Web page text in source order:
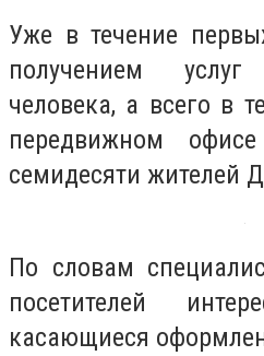
Уже в течение
получением
человека, а всего в
передвижном
семидесяти жителей
По словам
посетителей
касающиеся